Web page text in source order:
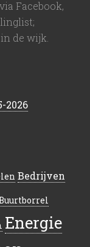
Facebook,
de wijk.
2026
Bedrijven
Energie